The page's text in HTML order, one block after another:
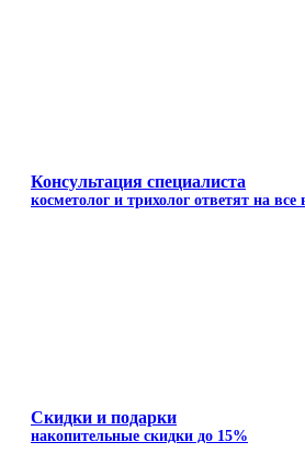
Консультация специалиста
косметолог и трихолог ответят на
Скидки и подарки
накопительные скидки до 15%